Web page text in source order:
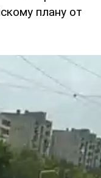
плану от